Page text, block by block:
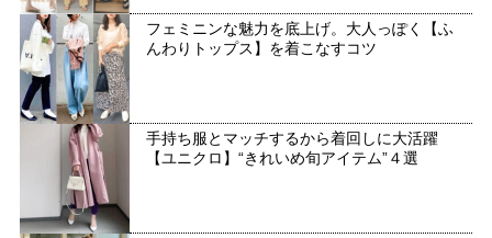
フェミニンな魅力を底上げ。大人っぽく【ふ
んわりトップス】を着こなすコツ
手持ち服とマッチするから着回しに大活躍
【ユニクロ】“きれいめ旬アイテム”４選